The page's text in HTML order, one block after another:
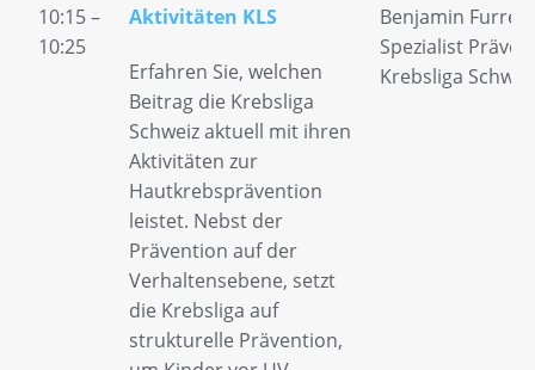
10:15 –
10:25
Aktivitäten KLS
Erfahren Sie, welchen
Beitrag die Krebsliga
Schweiz aktuell mit ihren
Aktivitäten zur
Hautkrebsprävention
leistet. Nebst der
Prävention auf der
Verhaltensebene, setzt
die Krebsliga auf
strukturelle Prävention,
Benjamin Furrer,
Spezialist
Krebsliga